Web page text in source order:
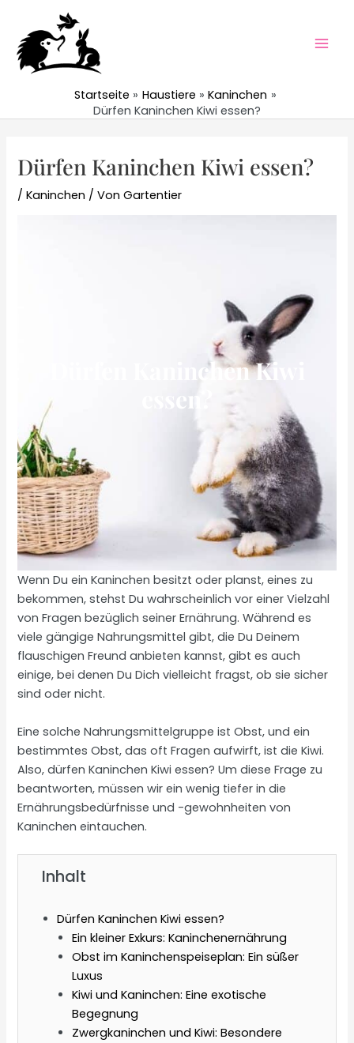
springen
Startseite Haustiere
Kaninchen
Dürfen Kaninchen Kiwi essen?
Dürfen Kaninchen Kiwi essen?
/Kaninchen / VonGartentier
Dürfen Kaninchen Kiwi
essen?
Wenn Du ein Kaninchen besitzt oder planst, eines zu
bekommen, stehst Du wahrscheinlich vor einer Vielzahl
von Fragen bezüglich seiner Ernährung. Während es
viele gängige Nahrungsmittel gibt, die Du Deinem
flauschigen Freund anbieten kannst, gibt es auch
einige, bei denen Du Dich vielleicht fragst, ob sie sicher
sind oder nicht.
Eine solche Nahrungsmittelgruppe ist Obst, und ein
bestimmtes Obst, das oft Fragen aufwirft, ist die Kiwi.
Also, dürfen Kaninchen Kiwi essen? Um diese Frage zu
beantworten, müssen wir ein wenig tiefer in die
Ernährungsbedürfnisse und -gewohnheiten von
Kaninchen eintauchen.
Inhalt
Dürfen Kaninchen Kiwi essen?
Ein kleiner Exkurs: Kaninchenernährung
Obst im Kaninchenspeiseplan: Ein süßer
Luxus
Kiwi und Kaninchen: Eine exotische
Begegnung
Zwergkaninchen und Kiwi: Besondere